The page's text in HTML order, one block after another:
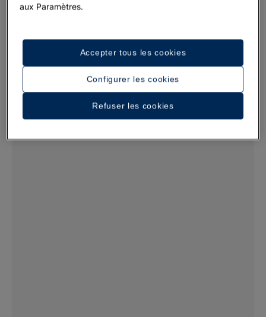
Jusqu'à 30 % de réduction dans une sélection
Offres de dernière minute
aux Paramètres.
Configurer les cookies
Refuser les cookies
Accepter tous les cookies